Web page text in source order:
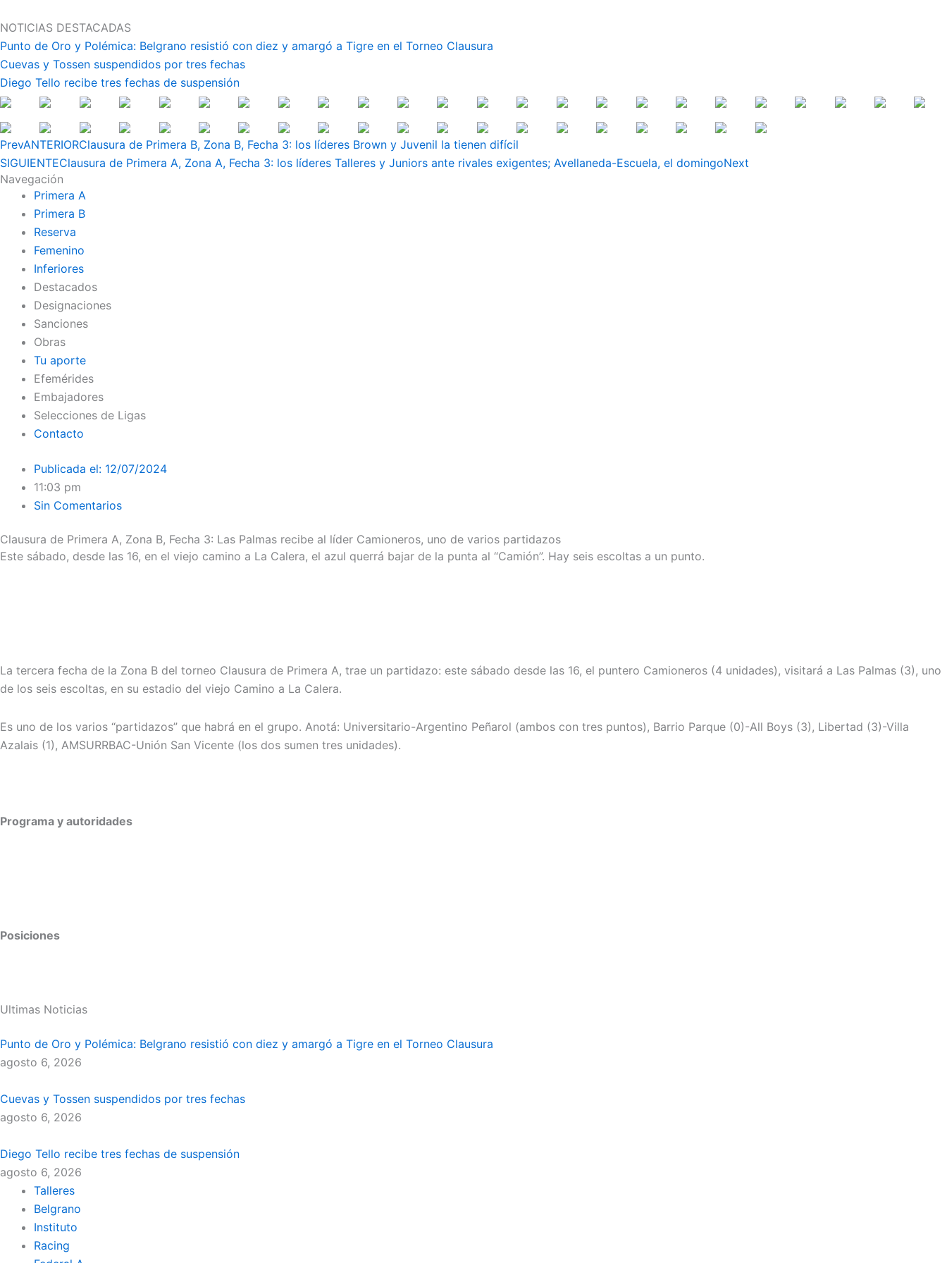
al
contenido
NOTICIAS DESTACADAS
Punto de Oro y Polémica: Belgrano resistió con diez y amargó a Tigre en el Torneo Clausura
Cuevas y Tossen suspendidos por tres fechas
Diego Tello recibe tres fechas de suspensión
PrevANTERIORClausura de Primera B, Zona B, Fecha 3: los líderes Brown y Juvenil la tienen difícil
SIGUIENTEClausura de Primera A, Zona A, Fecha 3: los líderes Talleres y Juniors ante rivales exigentes; Avellaneda-Escuela, el domingoNext
Navegación
Primera A
Primera B
Reserva
Femenino
Inferiores
Destacados
Designaciones
Sanciones
Obras
Tu aporte
Efemérides
Embajadores
Selecciones de Ligas
Contacto
Publicada el: 12/07/2024
11:03 pm
Sin Comentarios
Clausura de Primera A, Zona B, Fecha 3: Las Palmas recibe al líder Camioneros, uno de varios partidazos
Este sábado, desde las 16, en el viejo camino a La Calera, el azul querrá bajar de la punta al “Camión”. Hay seis escoltas a un punto.
La tercera fecha de la Zona B del torneo Clausura de Primera A, trae un partidazo: este sábado desde las 16, el puntero Camioneros (4 unidades), visitará a Las Palmas (3), uno
de los seis escoltas, en su estadio del viejo Camino a La Calera.
Es uno de los varios “partidazos” que habrá en el grupo. Anotá: Universitario-Argentino Peñarol (ambos con tres puntos), Barrio Parque (0)-All Boys (3), Libertad (3)-Villa
Azalais (1), AMSURRBAC-Unión San Vicente (los dos sumen tres unidades).
Programa y autoridades
Posiciones
Ultimas Noticias
Punto de Oro y Polémica: Belgrano resistió con diez y amargó a Tigre en el Torneo Clausura
agosto 6, 2026
Cuevas y Tossen suspendidos por tres fechas
agosto 6, 2026
Diego Tello recibe tres fechas de suspensión
agosto 6, 2026
Talleres
Belgrano
Instituto
Racing